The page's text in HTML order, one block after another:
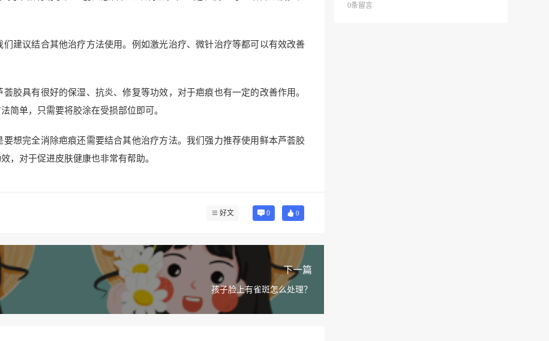
建议结合其他治疗方法使用。例如激光治疗、微针治疗等都可以有效改善
胶具有很好的保湿、抗炎、修复等功效，对于疤痕也有一定的改善作用。
简单，只需要将胶涂在受损部位即可。
想完全消除疤痕还需要结合其他治疗方法。我们强力推荐使用鲜本芦荟胶
，对于促进皮肤健康也非常有帮助。
好文 0 0
下一篇
孩子脸上有雀斑怎么处理？
0条留言